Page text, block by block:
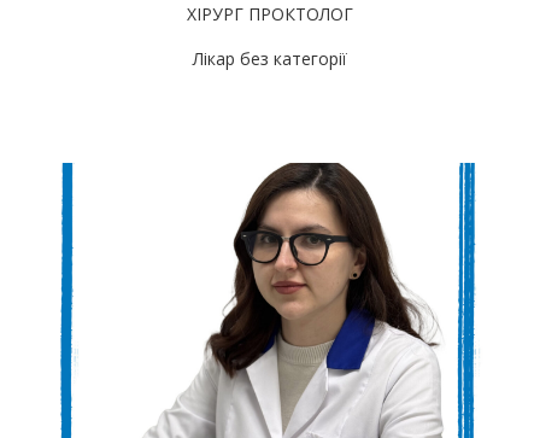
ХІРУРГ ПРОКТОЛОГ
Лікар без категорії